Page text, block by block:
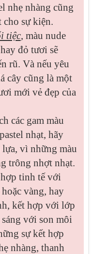
nhẹ nhàng cũng
sự kiện.
tiệc, màu nude
đỏ tươi sẽ
rũ. Và nếu yêu
cây cũng là một
mới vẻ đẹp của
các gam màu
nhạt, hãy
vì những màu
trông nhợt nhạt.
tinh tế với
vàng, hay
kết hợp với lớp
với son môi
sự kết hợp
nhàng, thanh